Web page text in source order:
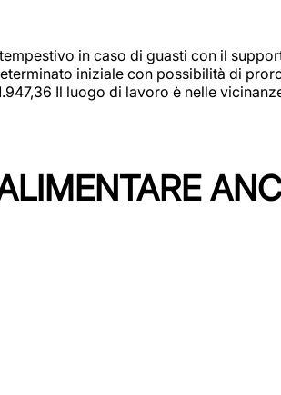
in caso di guasti con il
iniziale con possibilità di
Il luogo di lavoro è nelle